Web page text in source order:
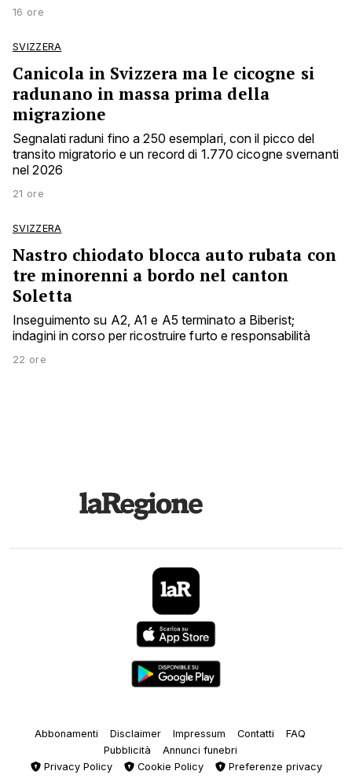
16 ore
SVIZZERA
Canicola in Svizzera ma le cicogne si
radunano in massa prima della
migrazione
Segnalati raduni fino a 250 esemplari, con il picco del
transito migratorio e un record di 1.770 cicogne svernanti
nel 2026
21 ore
SVIZZERA
Nastro chiodato blocca auto rubata con
tre minorenni a bordo nel canton
Soletta
Inseguimento su A2, A1 e A5 terminato a Biberist;
indagini in corso per ricostruire furto e responsabilità
22 ore
Abbonamenti Disclaimer Impressum Contatti
FAQ
Pubblicità
Annunci funebri
Privacy Policy
Cookie Policy Preferenze privacy